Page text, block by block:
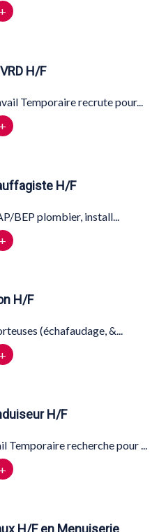
+
H/F
Temporaire recrute pour...
+
H/F
BEP plombier, install...
+
H/F
(échafaudage, &...
+
H/F
Temporaire recherche pour ...
+
H/F en Menuiserie